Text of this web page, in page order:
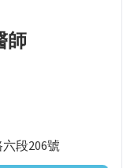
師
段206號